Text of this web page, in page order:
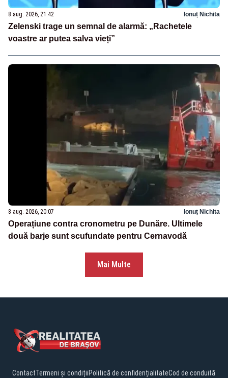
8 aug. 2026, 21:42 Ionuț Nichita
Zelenski trage un semnal de alarmă: „Rachetele
voastre ar putea salva vieți”
8 aug. 2026, 20:07 Ionuț Nichita
Operațiune contra cronometru pe Dunăre. Ultimele
două barje sunt scufundate pentru Cernavodă
Mai Multe
ContactTermeni și condițiiPolitică de confidențialitateCod de conduită